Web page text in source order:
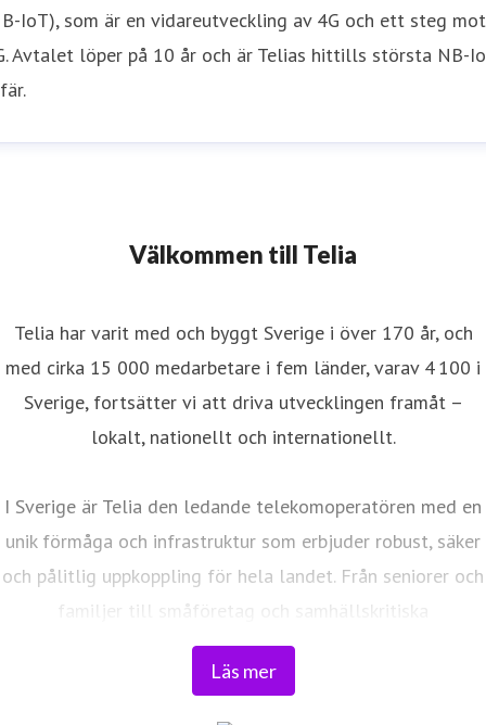
IoT), som är en vidareutveckling av 4G och ett steg mot
Avtalet löper på 10 år och är Telias hittills största NB-
Välkommen till Telia
Läs mer
Telia har varit med och byggt Sverige i över 170 år, och
med cirka 15 000 medarbetare i fem länder, varav 4 100 i
Sverige, fortsätter vi att driva utvecklingen framåt –
lokalt, nationellt och internationellt.
I Sverige är Telia den ledande telekomoperatören med en
unik förmåga och infrastruktur som erbjuder robust, säker
och pålitlig uppkoppling för hela landet. Från seniorer och
familjer till småföretag och samhällskritiska
verksamheter. Vi möjliggör digitaliseringens kraft i
vardagen och är en del av Sveriges totalförsvar. Med